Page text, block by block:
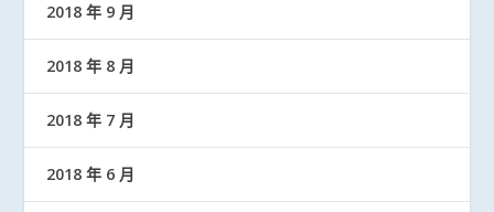
2018 年 9 月
2018 年 8 月
2018 年 7 月
2018 年 6 月